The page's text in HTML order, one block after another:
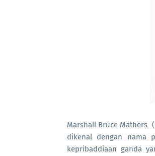
Marshall Bruce Mathers
dikenal dengan nama
kepribaddiaan ganda